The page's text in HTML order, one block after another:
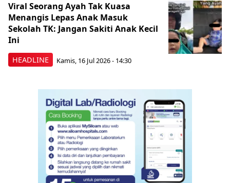
HEADLINE
Viral Seorang Ayah Tak Kuasa
Menangis Lepas Anak Masuk
Sekolah TK: Jangan Sakiti Anak Kecil
Ini
Kamis, 16 Jul 2026 - 14:30